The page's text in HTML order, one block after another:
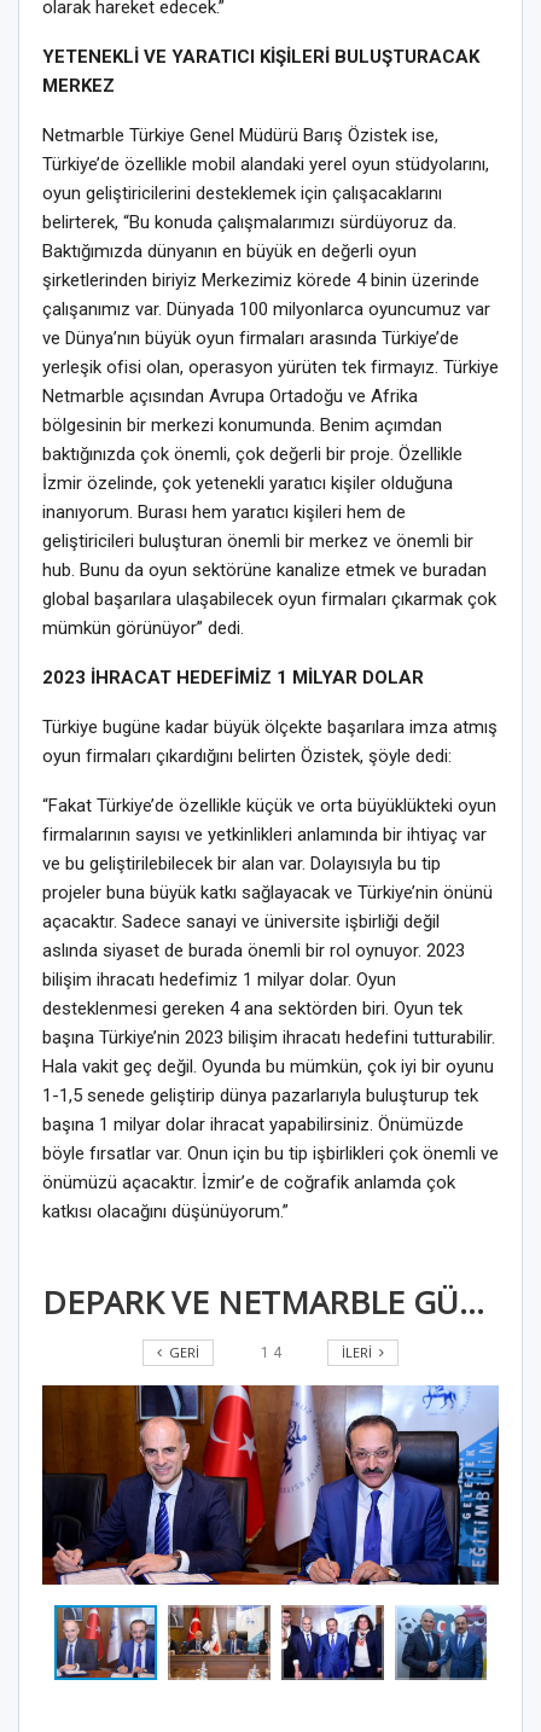
olarak hareket edecek.”
YETENEKLİ VE YARATICI KİŞİLERİ BULUŞTURACAK
MERKEZ
Netmarble Türkiye Genel Müdürü Barış Özistek ise,
Türkiye’de özellikle mobil alandaki yerel oyun stüdyolarını,
oyun geliştiricilerini desteklemek için çalışacaklarını
belirterek, “Bu konuda çalışmalarımızı sürdüyoruz da.
Baktığımızda dünyanın en büyük en değerli oyun
şirketlerinden biriyiz Merkezimiz körede 4 binin üzerinde
çalışanımız var. Dünyada 100 milyonlarca oyuncumuz var
ve Dünya’nın büyük oyun firmaları arasında Türkiye’de
yerleşik ofisi olan, operasyon yürüten tek firmayız. Türkiye
Netmarble açısından Avrupa Ortadoğu ve Afrika
bölgesinin bir merkezi konumunda. Benim açımdan
baktığınızda çok önemli, çok değerli bir proje. Özellikle
İzmir özelinde, çok yetenekli yaratıcı kişiler olduğuna
inanıyorum. Burası hem yaratıcı kişileri hem de
geliştiricileri buluşturan önemli bir merkez ve önemli bir
hub. Bunu da oyun sektörüne kanalize etmek ve buradan
global başarılara ulaşabilecek oyun firmaları çıkarmak çok
mümkün görünüyor” dedi.
2023 İHRACAT HEDEFİMİZ 1 MİLYAR DOLAR
Türkiye bugüne kadar büyük ölçekte başarılara imza atmış
oyun firmaları çıkardığını belirten Özistek, şöyle dedi:
“Fakat Türkiye’de özellikle küçük ve orta büyüklükteki oyun
firmalarının sayısı ve yetkinlikleri anlamında bir ihtiyaç var
ve bu geliştirilebilecek bir alan var. Dolayısıyla bu tip
projeler buna büyük katkı sağlayacak ve Türkiye’nin önünü
açacaktır. Sadece sanayi ve üniversite işbirliği değil
aslında siyaset de burada önemli bir rol oynuyor. 2023
bilişim ihracatı hedefimiz 1 milyar dolar. Oyun
desteklenmesi gereken 4 ana sektörden biri. Oyun tek
başına Türkiye’nin 2023 bilişim ihracatı hedefini tutturabilir.
Hala vakit geç değil. Oyunda bu mümkün, çok iyi bir oyunu
1-1,5 senede geliştirip dünya pazarlarıyla buluşturup tek
başına 1 milyar dolar ihracat yapabilirsiniz. Önümüzde
böyle fırsatlar var. Onun için bu tip işbirlikleri çok önemli ve
önümüzü açacaktır. İzmir’e de coğrafik anlamda çok
katkısı olacağını düşünüyorum.”
DEPARK VE NETMARBLE GÜÇLERİNİ BİRLEŞTİRDİ
GERI 1 4 İLERI